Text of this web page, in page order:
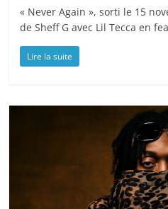
« Never Again », sorti le 15
de Sheff G avec Lil Tecca en
Lire la suite